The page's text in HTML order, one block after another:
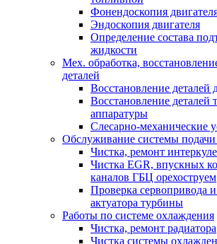
Фонендоскопия
Эндоскопия двигателя
Определение состава
жидкости
Мех. обработка,
деталей
Восстановление деталей
Восстановление деталей
аппаратуры
Слесарно-механические
Обслуживание системы подачи
Чистка, ремонт
Чистка EGR, впускных
каналов ГБЦ орехоструем
Проверка сервопривода
актуатора турбины
Работы по системе охлаждения
Чистка, ремонт радиатора
Чистка системы